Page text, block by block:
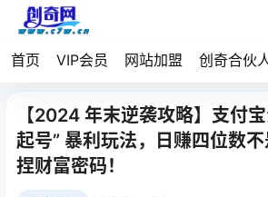
首页 VIP会员 网站加盟 创奇合伙
【2024 年末逆袭攻略】支付
起号” 暴利玩法，日赚四位数
捏财富密码！